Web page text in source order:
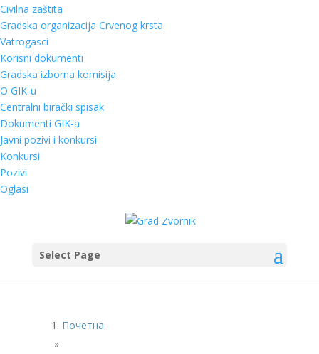
Civilna zaštita
Gradska organizacija Crvenog krsta
Vatrogasci
Korisni dokumenti
Gradska izborna komisija
O GIK-u
Centralni birački spisak
Dokumenti GIK-a
Javni pozivi i konkursi
Konkursi
Pozivi
Oglasi
Select Page
Почетна
»